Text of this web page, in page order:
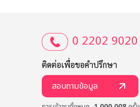
0 2202 9020
ติดต่อเพื่อขอคำปรึกษา
สอบถามข้อมูล